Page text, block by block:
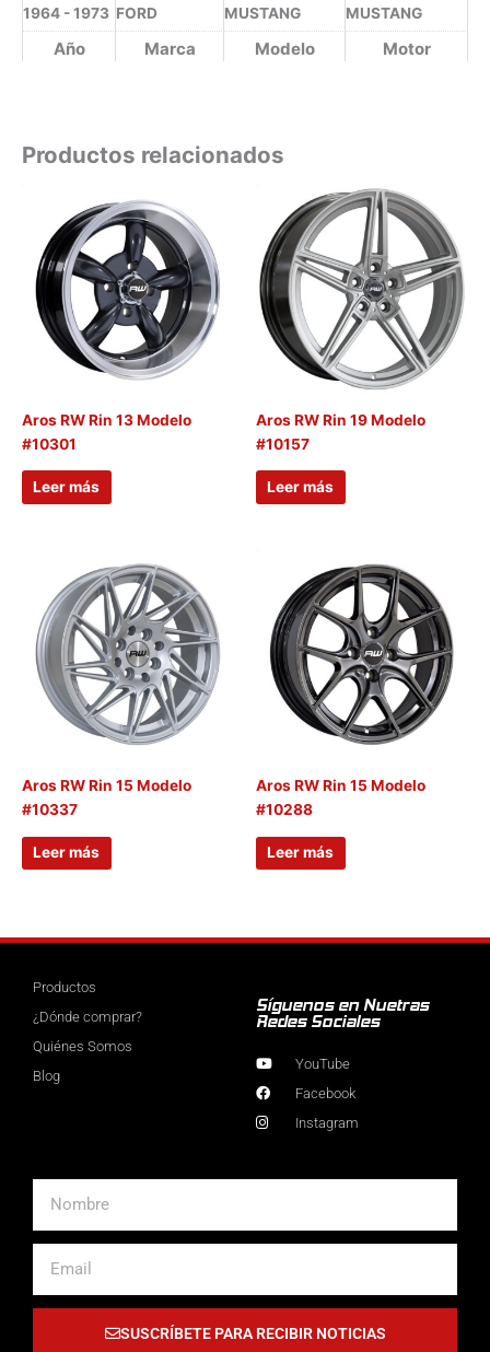
Año Marca Modelo Motor
1964 - 1973 FORD MUSTANG MUSTANG
Productos relacionados
Aros RW Rin 13 Modelo
#10301
Leer más
Aros RW Rin 19 Modelo
#10157
Leer más
Aros RW Rin 15 Modelo
#10337
Leer más
Aros RW Rin 15 Modelo
#10288
Leer más
Productos
¿Dónde comprar?
Quiénes Somos
Blog
Síguenos en Nuetras
Redes Sociales
YouTube
Facebook
Instagram
SUSCRÍBETE PARA RECIBIR NOTICIAS